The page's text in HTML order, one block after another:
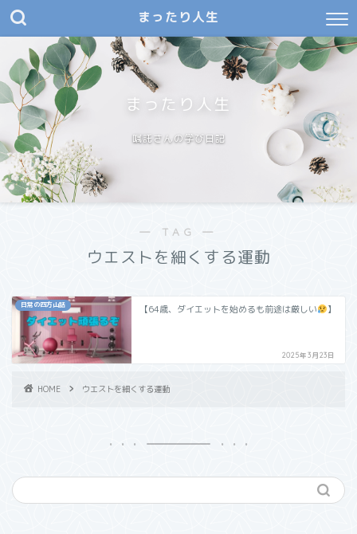
まったり人生
まったり人生
嘱託さんの学び日記
― TAG ―
ウエストを細くする運動
日常の四方山話 【64歳、ダイエットを始めるも前途は厳しい 】
2025年3月23日
HOME ウエストを細くする運動